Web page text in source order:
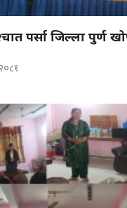
पर्सा जिल्ला पुर्ण